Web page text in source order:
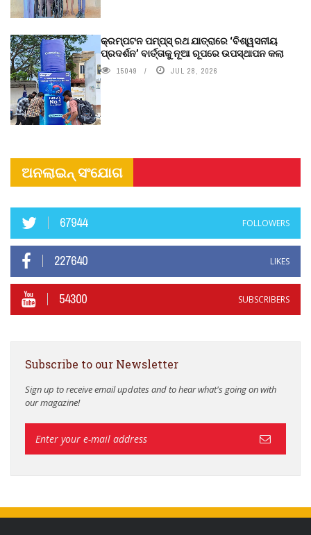
କ୍ରମ୍ପଟନ ପମ୍ପ୍‌ସ୍‌ ରଥ ଯାତ୍ରାରେ ‘ବିଶ୍ୱସନୀୟ
ପ୍ରଦର୍ଶନ’ ବାର୍ତ୍ତାକୁ ନୂଆ ରୂପରେ ଉପସ୍ଥାପନ କଲା
15049 JUL 28, 2026
ଅନଲାଇନ୍ ସଂଯୋଗ
67944 FOLLOWERS
227640 LIKES
54300 SUBSCRIBERS
Subscribe to our Newsletter
Sign up to receive email updates and to hear what's going on with
our magazine!